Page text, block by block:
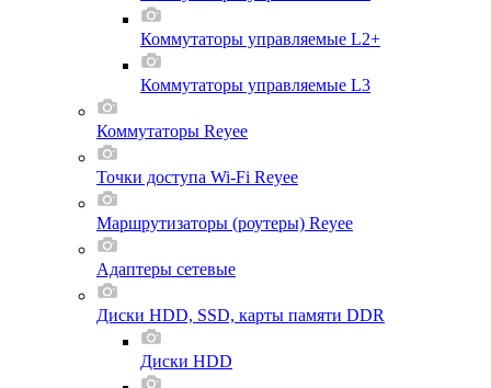
Коммутаторы управляемые L2+
Коммутаторы управляемые L3
Коммутаторы Reyee
Точки доступа Wi-Fi Reyee
Маршрутизаторы (роутеры) Reyee
Адаптеры сетевые
Диски HDD, SSD, карты памяти DDR
Диски HDD